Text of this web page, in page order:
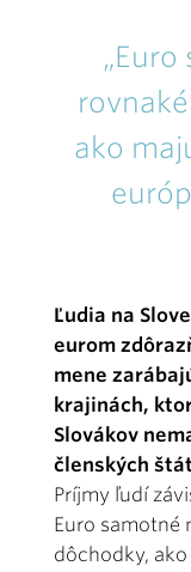
ako
Ľudia na
eurom
mene
krajinách,
Slovákov
členských
Príjmy ľudí
Euro samotné
dôchodky,